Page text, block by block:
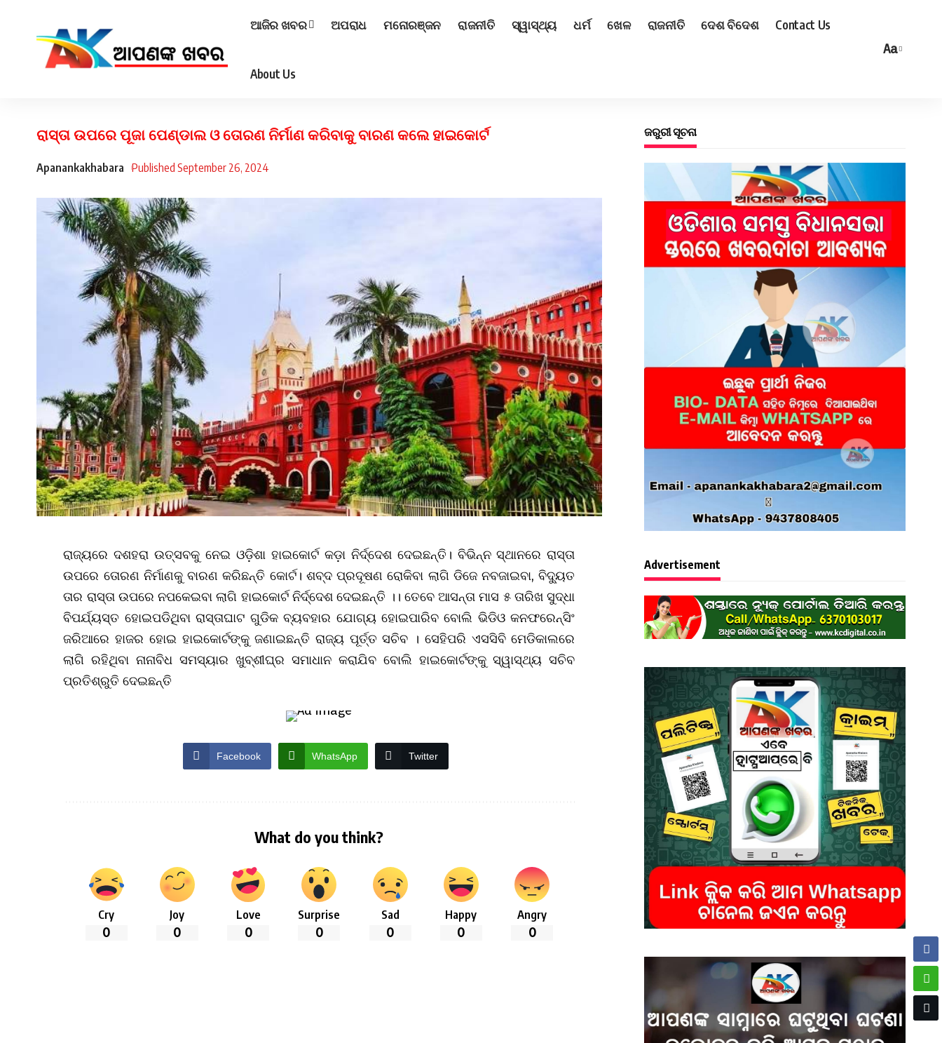
ଆଜିର ଖବର ଅପରାଧ ମନୋରଞ୍ଜନ ରାଜନୀତି ସ୍ୱାସ୍ଥ୍ୟ ଧର୍ମ ଖେଳ ରାଜନୀତି ଦେଶ ବିଦେଶ Contact Us
About Us
Aa
ରାସ୍ତା ଉପରେ ପୂଜା ପେଣ୍ଡାଲ ଓ ତୋରଣ ନିର୍ମାଣ କରିବାକୁ ବାରଣ କଲେ ହାଇକୋର୍ଟ
Apanankakhabara Published September 26, 2024
ରାଜ୍ୟରେ ଦଶହରା ଉତ୍ସବକୁ ନେଇ ଓଡ଼ିଶା ହାଇକୋର୍ଟ କଡ଼ା ନିର୍ଦ୍ଦେଶ ଦେଇଛନ୍ତି। ବିଭିନ୍ନ ସ୍ଥାନରେ ରାସ୍ତା
ଉପରେ ତୋରଣ ନିର୍ମାଣକୁ ବାରଣ କରିଛନ୍ତି କୋର୍ଟ। ଶବ୍ଦ ପ୍ରଦୂଷଣ ରୋକିବା ଲାଗି ଡିଜେ ନବଜାଇବା, ବିଦ୍ୟୁତ
ତାର ରାସ୍ତା ଉପରେ ନପକେଇବା ଲାଗି ହାଇକୋର୍ଟ ନିର୍ଦ୍ଦେଶ ଦେଇଛନ୍ତି ।। ତେବେ ଆସନ୍ତା ମାସ ୫ ତାରିଖ ସୁଦ୍ଧା
ବିପର୍ଯ୍ୟସ୍ତ ହୋଇପଡିଥିବା ରାସ୍ତାଘାଟ ଗୁଡିକ ବ୍ୟବହାର ଯୋଗ୍ୟ ହୋଇପାରିବ ବୋଲି ଭିଡିଓ କନଫରେନ୍ସିଂ
ଜରିଆରେ ହାଜର ହୋଇ ହାଇକୋର୍ଟଙ୍କୁ ଜଣାଇଛନ୍ତି ରାଜ୍ୟ ପୂର୍ତ୍ତ ସଚିବ । ସେହିପରି ଏସସିବି ମେଡିକାଲରେ
ଲାଗି ରହିଥିବା ନାନାବିଧ ସମସ୍ୟାର ଖୁବ୍‌ଶୀଘ୍ର ସମାଧାନ କରାଯିବ ବୋଲି ହାଇକୋର୍ଟଙ୍କୁ ସ୍ୱାସ୍ଥ୍ୟ ସଚିବ
ପ୍ରତିଶ୍ରୁତି ଦେଇଛନ୍ତି
Facebook WhatsApp Twitter
What do you think?
Cry
0
Joy
0
Love
0
Surprise
0
Sad
0
Happy
0
Angry
0
ଜରୁରୀ ସୂଚନା
Advertisement